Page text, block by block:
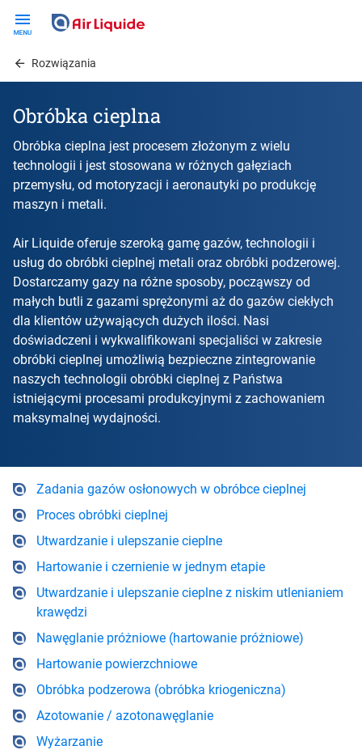
contentRozwiązania
Obróbka cieplna
Obróbka cieplna jest procesem złożonym z wielu
technologii i jest stosowana w różnych gałęziach
przemysłu, od motoryzacji i aeronautyki po produkcję
maszyn i metali.
Air Liquide oferuje szeroką gamę gazów, technologii i
usług do obróbki cieplnej metali oraz obróbki podzerowej.
Dostarczamy gazy na różne sposoby, począwszy od
małych butli z gazami sprężonymi aż do gazów ciekłych
dla klientów używających dużych ilości. Nasi
doświadczeni i wykwalifikowani specjaliści w zakresie
obróbki cieplnej umożliwią bezpieczne zintegrowanie
naszych technologii obróbki cieplnej z Państwa
istniejącymi procesami produkcyjnymi z zachowaniem
maksymalnej wydajności.
Zadania gazów osłonowych w obróbce cieplnej
Proces obróbki cieplnej
Utwardzanie i ulepszanie cieplne
Hartowanie i czernienie w jednym etapie
Utwardzanie i ulepszanie cieplne z niskim utlenianiem
krawędzi
Nawęglanie próżniowe (hartowanie próżniowe)
Hartowanie powierzchniowe
Obróbka podzerowa (obróbka kriogeniczna)
Azotowanie / azotonawęglanie
Wyżarzanie